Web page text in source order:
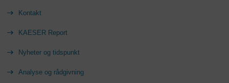
Kontakt
KAESER Report
Nyheter og tidspunkt
Analyse og rådgivning